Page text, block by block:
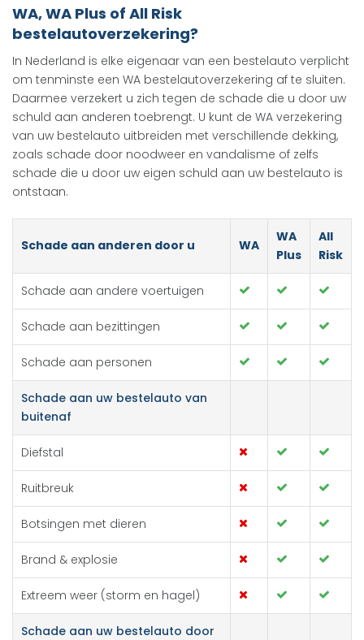
WA, WA Plus of All Risk
bestelautoverzekering?
In Nederland is elke eigenaar van een bestelauto verplicht
om tenminste een WA bestelautoverzekering af te sluiten.
Daarmee verzekert u zich tegen de schade die u door uw
schuld aan anderen toebrengt. U kunt de WA verzekering
van uw bestelauto uitbreiden met verschillende dekking,
zoals schade door noodweer en vandalisme of zelfs
schade die u door uw eigen schuld aan uw bestelauto is
ontstaan.
Schade aan anderen door u WA
WA
Plus
All
Risk
Schade aan andere voertuigen
Schade aan bezittingen
Schade aan personen
Schade aan uw bestelauto van
buitenaf
Diefstal
Ruitbreuk
Botsingen met dieren
Brand & explosie
Extreem weer (storm en hagel)
Schade aan uw bestelauto door